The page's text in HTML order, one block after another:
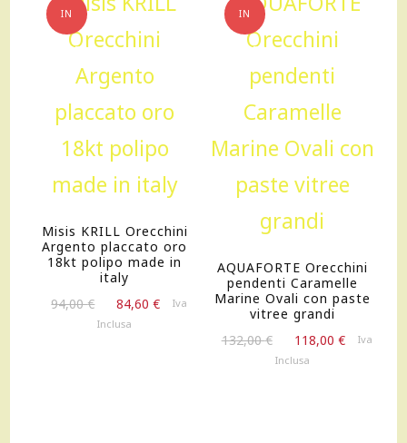
IN
OFFERTA!
Misis KRILL Orecchini
Argento placcato oro
18kt polipo made in
italy
94,00€
prezzo
84,60€
IlIva
Inclusa
IN
OFFERTA!
AQUAFORTE Orecchini
pendenti Caramelle
Marine Ovali con paste
vitree grandi
132,00€
prezzo
118,00 €
IlIva
Inclusa